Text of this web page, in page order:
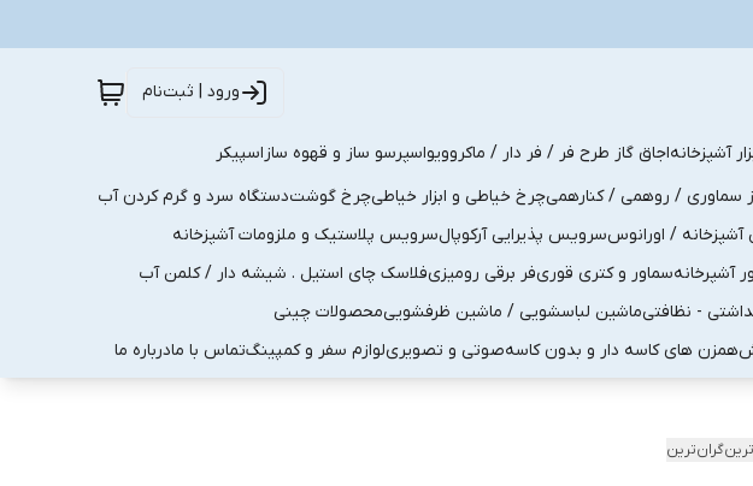
ورود | ثبت‌نام
آشپزخانهاجاق گاز طرح فر / فر دار / ماکروویواسپرسو ساز و قهوه سازاسپیکر
سماوری / روهمی / کنارهمیچرخ خیاطی و ابزار خیاطیچرخ گوشتدستگاه سرد و گرم کردن آب
/ اورانوسسرویس پذیرایی آرکوپالسرویس پلاستیک و ملزومات آشپزخانه
آشپرخانهسماور و کتری قوریفر برقی رومیزیفلاسک چای استیل . شیشه دار / کلمن آب
- نظافتیماشین لباسشویی / ماشین ظرفشوییمحصولات چینی
همزن های کاسه دار و بدون کاسهصوتی و تصویریلوازم سفر و کمپینگتماس با مادرباره ما
گران‌ترین